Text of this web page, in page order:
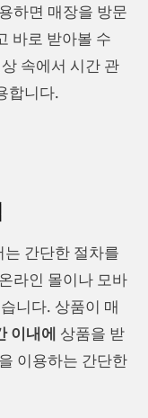
하면 매장을 방문
바로 받아볼 수
속에서 시간 관
합니다.
간단한 절차를
라인 몰이나 모바
니다. 상품이 매
이내에 상품을 받
이용하는 간단한